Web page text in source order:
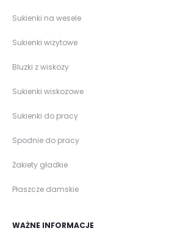
Sukienki na wesele
Sukienki wizytowe
Bluzki z wiskozy
Sukienki wiskozowe
Sukienki do pracy
Spodnie do pracy
Żakiety gładkie
Płaszcze damskie
WAŻNE INFORMACJE